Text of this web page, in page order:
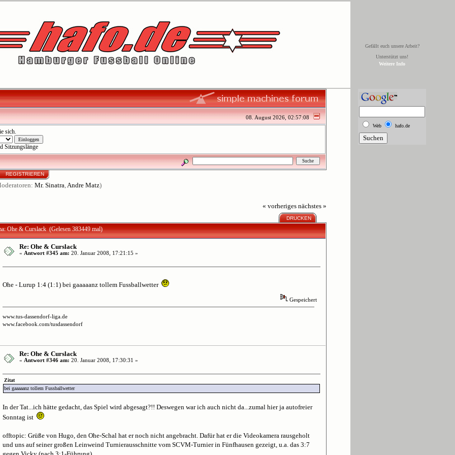
Gefällt euch unsere Arbeit?
Unterstützt uns!
Weitere Info
08. August 2026, 02:57:08
sich.
Sitzungslänge
REGISTRIEREN
Mr. Sinatra,Andre Matz)
« vorheriges nächstes »
DRUCKEN
Ohe & Curslack (Gelesen 383449 mal)
Re: Ohe & Curslack
« Antwort #345 am: 20. Januar 2008, 17:21:15 »
Ohe - Lurup 1:4 (1:1) bei gaaaaanz tollem Fussballwetter
Gespeichert
www.tus-dassendorf-liga.de
www.facebook.com/tusdassendorf
Re: Ohe & Curslack
« Antwort #346 am: 20. Januar 2008, 17:30:31 »
Zitat
bei gaaaaanz tollem Fussballwetter
In der Tat...ich hätte gedacht, das Spiel wird abgesagt?!! Deswegen war ich auch nicht da...zumal hier ja autofreier
Sonntag ist
offtopic: Grüße von Hugo, den Ohe-Schal hat er noch nicht angebracht. Dafür hat er die Videokamera rausgeholt
und uns auf seiner großen Leinweind Turnierausschnitte vom SCVM-Turnier in Fünfhausen gezeigt, u.a. das 3:7
Web hafo.de